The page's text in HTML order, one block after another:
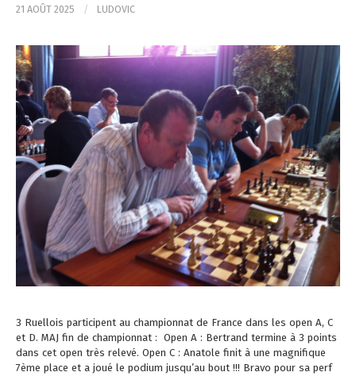
21 AOÛT 2025 / LUDOVIC
3 Ruellois participent au championnat de France dans les open A, C
et D. MAJ fin de championnat : Open A : Bertrand termine à 3 points
dans cet open très relevé. Open C : Anatole finit à une magnifique
7ème place et a joué le podium jusqu’au bout !!! Bravo pour sa perf